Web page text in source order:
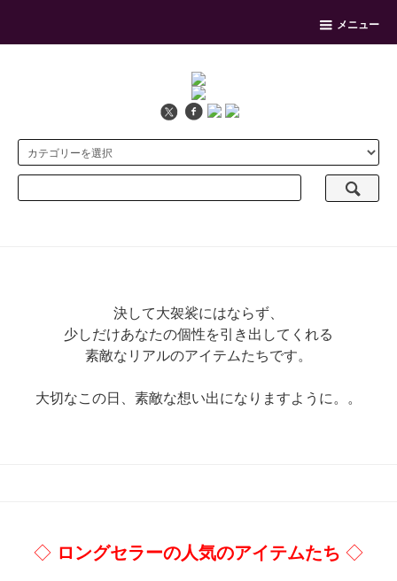
メニュー
決して大袈裟にはならず、
少しだけあなたの個性を引き出してくれる
素敵なリアルのアイテムたちです。
大切なこの日、素敵な想い出になりますように。。
◇ ロングセラーの人気のアイテムたち ◇